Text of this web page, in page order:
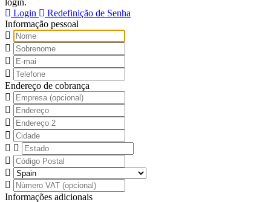
login.
Login
Redefinição de Senha
Informação pessoal
Endereço de cobrança
Informações adicionais